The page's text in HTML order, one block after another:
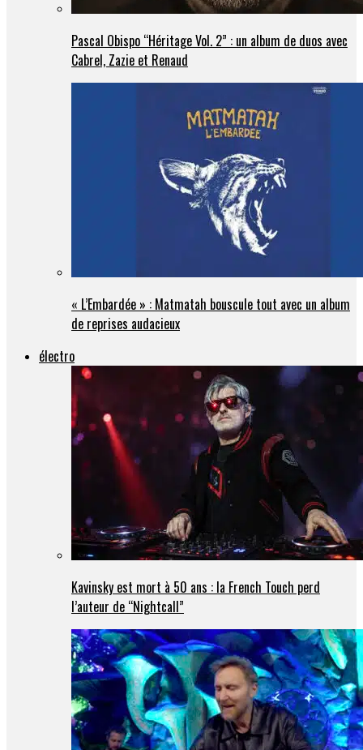
Pascal Obispo “Héritage Vol. 2” : un album de duos avec
Cabrel, Zazie et Renaud
« L’Embardée » : Matmatah bouscule tout avec un album
de reprises audacieux
électro
Kavinsky est mort à 50 ans : la French Touch perd
l’auteur de “Nightcall”